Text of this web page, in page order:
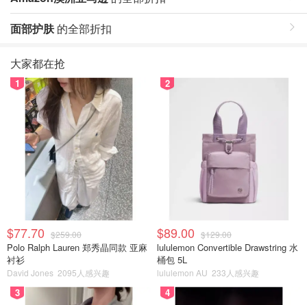
面部护肤的全部折扣
大家都在抢
1
$77.70 $259.00
Polo Ralph Lauren 郑秀晶同款 亚麻
衬衫
David Jones 2095人感兴趣
2
$89.00 $129.00
lululemon Convertible Drawstring 水
桶包 5L
lululemon AU 233人感兴趣
3 4